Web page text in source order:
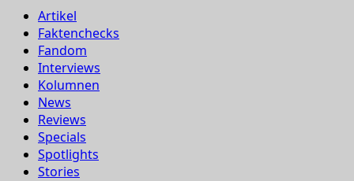
Artikel
Faktenchecks
Fandom
Interviews
Kolumnen
News
Reviews
Specials
Spotlights
Stories